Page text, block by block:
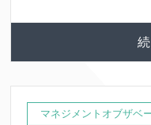
マネジメントオブザベ